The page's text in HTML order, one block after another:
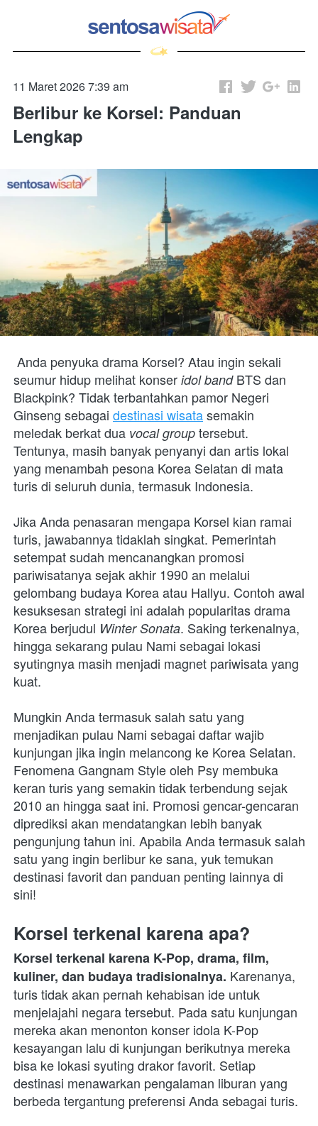
11 Maret 2026 7:39 am
Berlibur ke Korsel: Panduan
Lengkap
Anda penyuka drama Korsel? Atau ingin sekali
seumur hidup melihat konser idol band BTS dan
Blackpink? Tidak terbantahkan pamor Negeri
Ginseng sebagai destinasi wisata semakin
meledak berkat dua vocal group tersebut.
Tentunya, masih banyak penyanyi dan artis lokal
yang menambah pesona Korea Selatan di mata
turis di seluruh dunia, termasuk Indonesia.
Jika Anda penasaran mengapa Korsel kian ramai
turis, jawabannya tidaklah singkat. Pemerintah
setempat sudah mencanangkan promosi
pariwisatanya sejak akhir 1990 an melalui
gelombang budaya Korea atau Hallyu. Contoh awal
kesuksesan strategi ini adalah popularitas drama
Korea berjudul Winter Sonata. Saking terkenalnya,
hingga sekarang pulau Nami sebagai lokasi
syutingnya masih menjadi magnet pariwisata yang
kuat.
Mungkin Anda termasuk salah satu yang
menjadikan pulau Nami sebagai daftar wajib
kunjungan jika ingin melancong ke Korea Selatan.
Fenomena Gangnam Style oleh Psy membuka
keran turis yang semakin tidak terbendung sejak
2010 an hingga saat ini. Promosi gencar-gencaran
diprediksi akan mendatangkan lebih banyak
pengunjung tahun ini. Apabila Anda termasuk salah
satu yang ingin berlibur ke sana, yuk temukan
destinasi favorit dan panduan penting lainnya di
sini!
Korsel terkenal karena apa?
Korsel terkenal karena K-Pop, drama, film,
kuliner, dan budaya tradisionalnya. Karenanya,
turis tidak akan pernah kehabisan ide untuk
menjelajahi negara tersebut. Pada satu kunjungan
mereka akan menonton konser idola K-Pop
kesayangan lalu di kunjungan berikutnya mereka
bisa ke lokasi syuting drakor favorit. Setiap
destinasi menawarkan pengalaman liburan yang
berbeda tergantung preferensi Anda sebagai turis.